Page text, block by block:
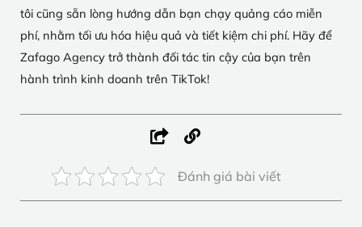
tôi cũng sẵn lòng hướng dẫn bạn chạy quảng cáo miễn
phí, nhằm tối ưu hóa hiệu quả và tiết kiệm chi phí. Hãy để
Zafago Agency trở thành đối tác tin cậy của bạn trên
hành trình kinh doanh trên TikTok!
Đánh giá bài viết